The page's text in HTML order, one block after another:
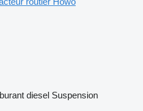
diesel Suspension